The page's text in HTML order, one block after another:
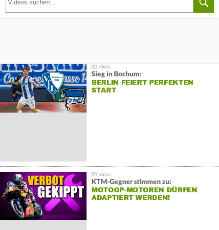
Sieg in Bochum:
BERLIN FEIERT PERFEKTEN
START
KTM-Gegner stimmen zu:
MOTOGP-MOTOREN DÜRFEN
ADAPTIERT WERDEN!